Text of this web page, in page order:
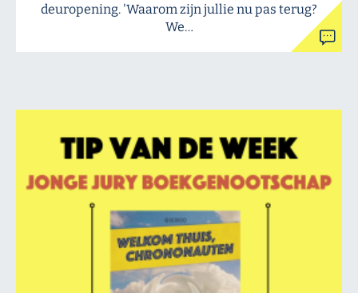
deuropening. 'Waarom zijn jullie nu pas terug?
We…